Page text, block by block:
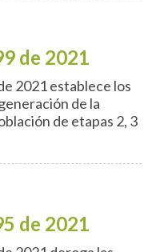
de 2021
2021 establece los
de la
de etapas 2, 3
de 2021